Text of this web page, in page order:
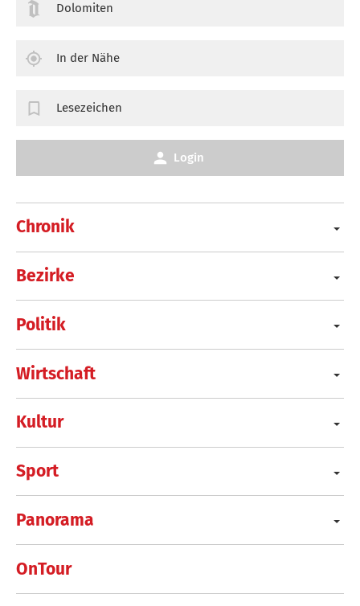
Chronik
Bezirke
Politik
Wirtschaft
Kultur
Sport
Panorama
OnTour
Dolomiten
In der Nähe
Lesezeichen
Login